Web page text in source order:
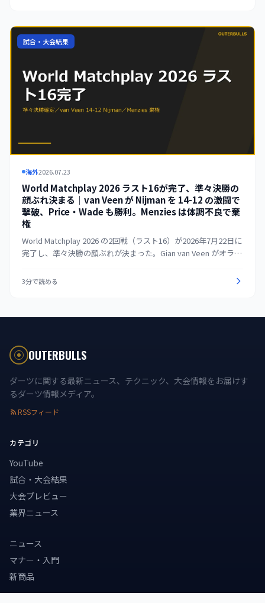
試合は7月24日に行われる。
試合・大会結果
海外2026.07.23
World Matchplay 2026 ラスト16が完了、準々決勝の
顔ぶれ決まる｜van Veen が Nijman を 14-12 の激闘で
撃破、Price・Wade も勝利。Menzies は体調不良で棄
権
World Matchplay 2026 の2回戦（ラスト16）が2026年7月22日に
完了し、準々決勝の顔ぶれが決まった。Gian van Veen がオラン
Price は Rob Cross を 11-5、James Wade は Ryan Searle を
神）、Ross Smith が準々決勝進出となった。準々決勝は
3分で読める
OUTERBULLS
ダーツに関する最新ニュース、テクニック、大会情報をお届けす
るダーツ情報メディア。
RSSフィード
カテゴリ
YouTube
試合・大会結果
大会プレビュー
業界ニュース
ニュース
マナー・入門
新商品